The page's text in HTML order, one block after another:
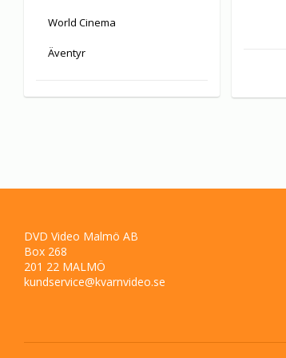
World Cinema
Äventyr
DVD Video Malmö AB
Box 268
201 22 MALMÖ
kundservice@kvarnvideo.se